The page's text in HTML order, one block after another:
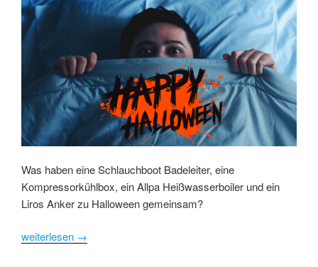
Was haben eine Schlauchboot Badeleiter, eine
Kompressorkühlbox, ein Allpa Heißwasserboiler und ein
Liros Anker zu Halloween gemeinsam?
weiterlesen →